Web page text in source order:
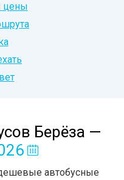
цены
Берёза —
автобусные